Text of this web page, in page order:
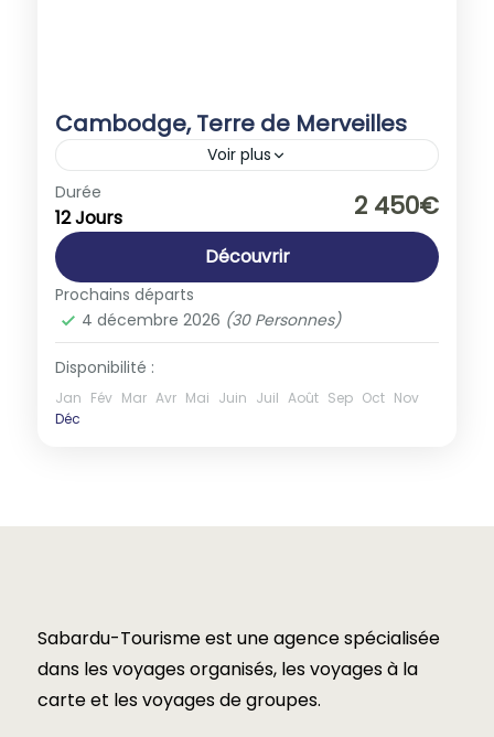
Cambodge, Terre de Merveilles
Voir plus
Asie
1-30 People
Durée
12 Jours 2 450€
Découvrir
Prochains départs
4 décembre 2026 (30 Personnes)
Disponibilité :
Jan Fév Mar Avr Mai Juin Juil Août Sep Oct Nov
Déc
Sabardu-Tourisme est une agence spécialisée
dans les voyages organisés, les voyages à la
carte et les voyages de groupes.​